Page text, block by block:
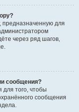
предназначенную для
через ряд шагов,
сообщения?
для того, чтобы
сообщения